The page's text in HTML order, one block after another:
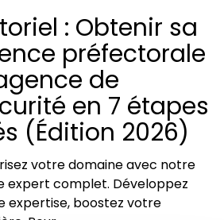
: Obtenir sa
préfectorale
de
en 7 étapes
(Édition 2026)
votre domaine avec notre
expert complet. Développez
expertise, boostez votre